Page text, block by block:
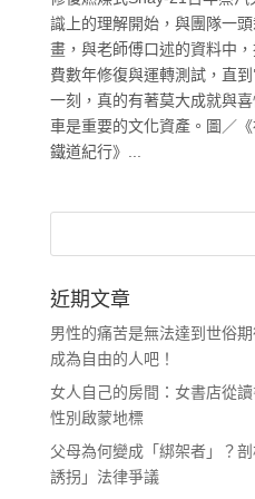
識上的理解開始，與團隊一
畫，與老師傅口述的資料中
費數年修復與運轉測試，直
一刻，真的有著莫大成就與
車是重要的文化資產。圖／
鐵道紀行》...
近期文章
男性的痛苦是無法達到世俗
成為自由的人吧！
女人自己的房間：女書店從
性別啟蒙地標
父母為何變成「綁架者」？
誘拐」法律爭議